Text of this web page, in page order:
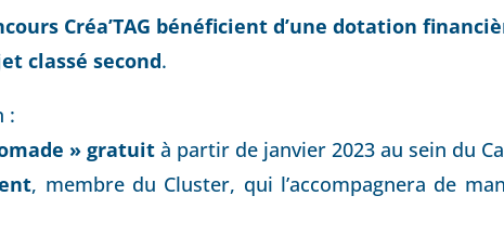
Créa’TAG bénéficient d’une dotation
classé second.
:
» gratuit à partir de janvier 2023 au sein du
, membre du Cluster, qui l’accompagnera de